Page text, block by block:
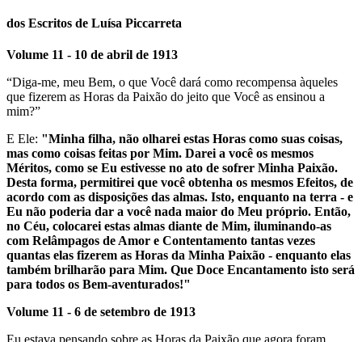
dos Escritos de Luísa Piccarreta
Volume 11 - 10 de abril de 1913
“Diga-me, meu Bem, o que Você dará como recompensa àqueles
que fizerem as Horas da Paixão do jeito que Você as ensinou a
mim?”
E Ele: "Minha filha, não olharei estas Horas como suas coisas,
mas como coisas feitas por Mim. Darei a você os mesmos
Méritos, como se Eu estivesse no ato de sofrer Minha Paixão.
Desta forma, permitirei que você obtenha os mesmos Efeitos, de
acordo com as disposições das almas. Isto, enquanto na terra - e
Eu não poderia dar a você nada maior do Meu próprio. Então,
no Céu, colocarei estas almas diante de Mim, iluminando-as
com Relâmpagos de Amor e Contentamento tantas vezes
quantas elas fizerem as Horas da Minha Paixão - enquanto elas
também brilharão para Mim. Que Doce Encantamento isto será
para todos os Bem-aventurados!"
Volume 11 - 6 de setembro de 1913
Eu estava pensando sobre as Horas da Paixão que agora foram